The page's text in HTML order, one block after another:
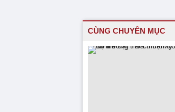
CÙNG CHUYÊN MỤC